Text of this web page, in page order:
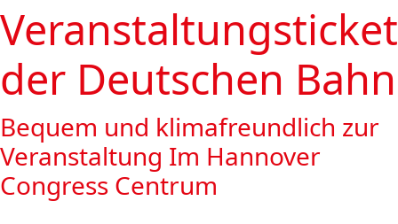
Veranstaltungsticket
der Deutschen Bahn
Bequem und klimafreundlich zur
Veranstaltung Im Hannover
Congress Centrum